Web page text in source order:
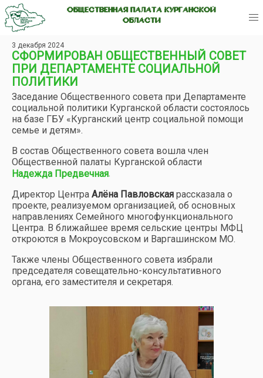
ОБЩЕСТВЕННАЯ ПАЛАТА КУРГАНСКОЙ
ОБЛАСТИ
3 декабря 2024
СФОРМИРОВАН ОБЩЕСТВЕННЫЙ СОВЕТ
ПРИ ДЕПАРТАМЕНТЕ СОЦИАЛЬНОЙ
ПОЛИТИКИ
Заседание Общественного совета при Департаменте
социальной политики Курганской области состоялось
на базе ГБУ «Курганский центр социальной помощи
семье и детям».
В состав Общественного совета вошла член
Общественной палаты Курганской области
Надежда Предвечная.
Директор Центра Алёна Павловская рассказала о
проекте, реализуемом организацией, об основных
направлениях Семейного многофункционального
Центра. В ближайшее время сельские центры МФЦ
откроются в Мокроусовском и Варгашинском МО.
Также члены Общественного совета избрали
председателя совещательно-консультативного
органа, его заместителя и секретаря.